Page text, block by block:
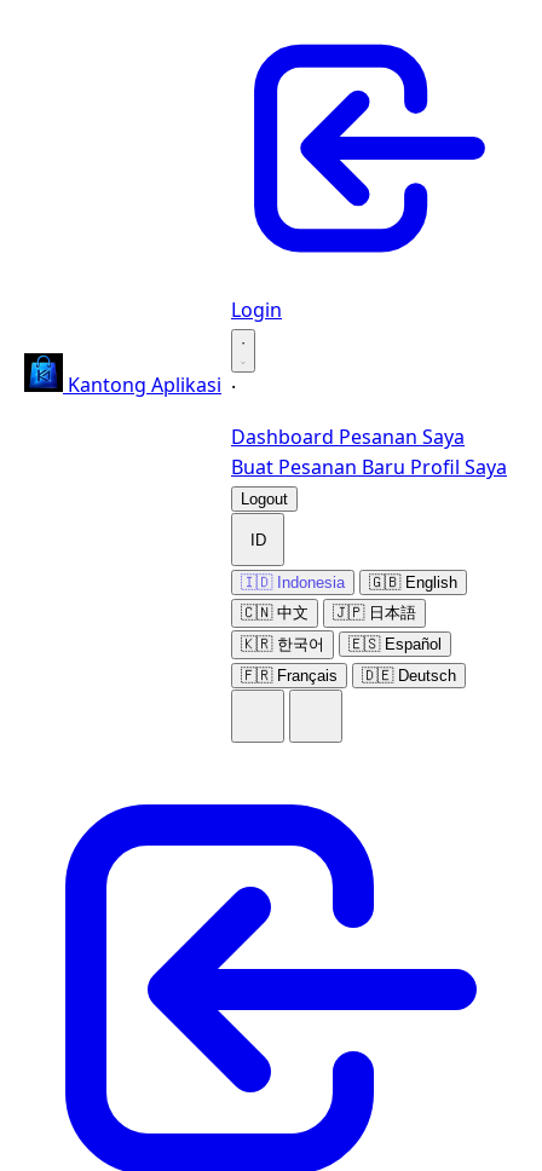
Kantong Aplikasi
Login
·
·
Dashboard Pesanan Saya
Buat Pesanan Baru Profil Saya
Logout
ID
🇮🇩 Indonesia
🇬🇧 English
🇨🇳 中文
🇯🇵 日本語
🇰🇷 한국어
🇪🇸 Español
🇫🇷 Français
🇩🇪 Deutsch